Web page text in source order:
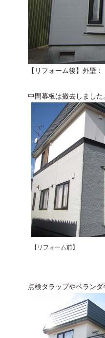
【リフォーム後】外壁
中間幕板は撤去しまし
【リフォーム前】
点検タラップやベラン